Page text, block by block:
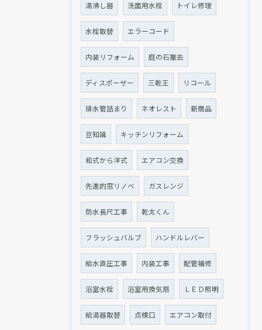
湯沸し器 洗面用水栓 トイレ修理
水栓取替 エラーコード
内装リフォーム 庭の石撤去
ディスポーザー 三乾王 リコール
排水管詰まり ネオレスト 新商品
豆知識 キッチンリフォーム
和式から洋式 エアコン交換
先進的窓リノベ ガスレンジ
防水長尺工事 乾太くん
フラッシュバルブ ハンドルレバー
給水直圧工事 内装工事 配管補修
浴室水栓 浴室用換気扇 ＬＥＤ照明
給湯器取替 点検口 エアコン取付